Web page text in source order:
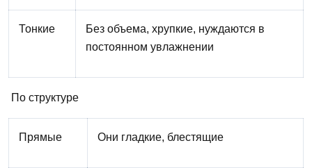
Тонкие
Без объема, хрупкие, нуждаются в
постоянном увлажнении
По структуре
Прямые Они гладкие, блестящие